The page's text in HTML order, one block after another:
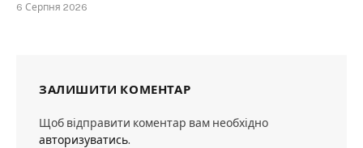
6 Серпня 2026
ЗАЛИШИТИ КОМЕНТАР
Щоб відправити коментар вам необхідно
авторизуватись.